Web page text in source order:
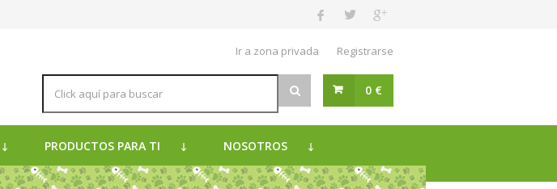
Ir a zona privada Registrarse
0 €
PRODUCTOS PARA TI NOSOTROS